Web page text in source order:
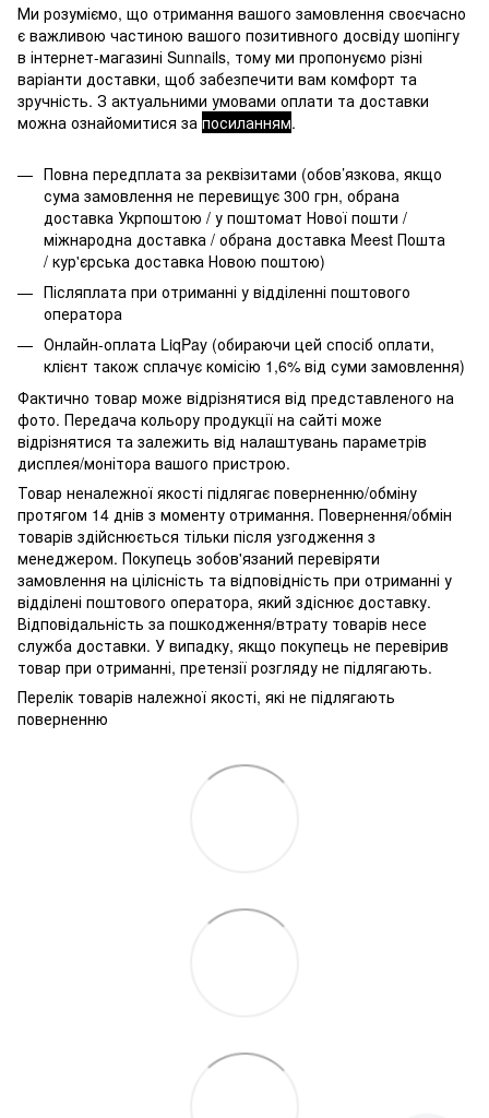
Ми розуміємо, що отримання вашого замовлення своєчасно
є важливою частиною вашого позитивного досвіду шопінгу
в інтернет-магазині Sunnails, тому ми пропонуємо різні
варіанти доставки, щоб забезпечити вам комфорт та
зручність. З актуальними умовами оплати та доставки
можна ознайомитися за посиланням.
Повна передплата за реквізитами (обов’язкова, якщо
сума замовлення не перевищує 300 грн, обрана
доставка Укрпоштою / у поштомат Нової пошти /
міжнародна доставка / обрана доставка Meest Пошта
/ кур'єрська доставка Новою поштою)
Післяплата при отриманні у відділенні поштового
оператора
Онлайн-оплата LiqPay (обираючи цей спосіб оплати,
клієнт також сплачує комісію 1,6% від суми замовлення)
Фактично товар може відрізнятися від представленого на
фото. Передача кольору продукції на сайті може
відрізнятися та залежить від налаштувань параметрів
дисплея/монітора вашого пристрою.
Товар неналежної якості підлягає поверненню/обміну
протягом 14 днів з моменту отримання. Повернення/обмін
товарів здійснюється тільки після узгодження з
менеджером. Покупець зобов'язаний перевіряти
замовлення на цілісність та відповідність при отриманні у
відділені поштового оператора, який здіснює доставку.
Відповідальність за пошкодження/втрату товарів несе
служба доставки. У випадку, якщо покупець не перевірив
товар при отриманні, претензії розгляду не підлягають.
Перелік товарів належної якості, які не підлягають
поверненню